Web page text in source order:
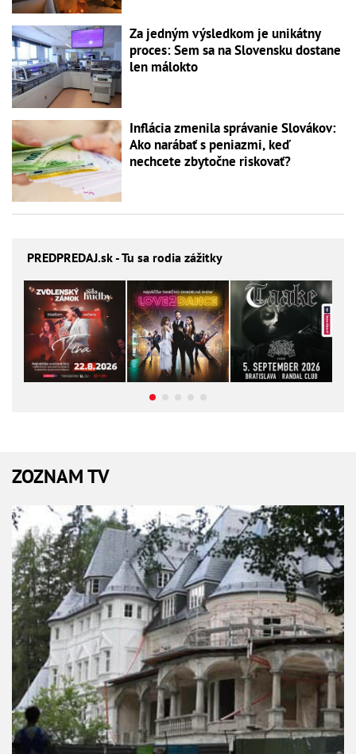
Za jedným výsledkom je unikátny
proces: Sem sa na Slovensku dostane
len málokto
Inflácia zmenila správanie Slovákov:
Ako narábať s peniazmi, keď
nechcete zbytočne riskovať?
PREDPREDAJ.sk - Tu sa rodia zážitky
ZOZNAM TV